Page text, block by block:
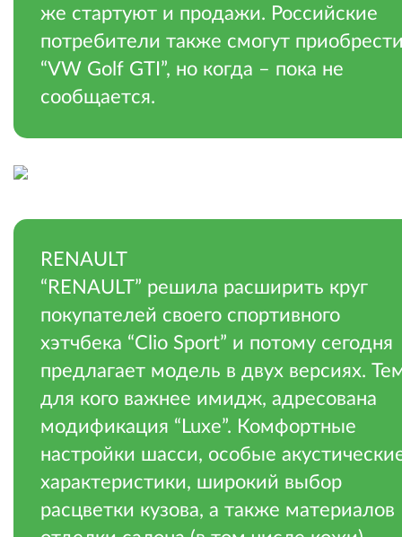
же стартуют и продажи. Российские
потребители также смогут
“VW Golf GTI”, но когда – пока не
сообщается.
RENAULT
“RENAULT” решила расширить круг
покупателей своего спортивного
хэтчбека “Clio Sport” и потому сегодня
предлагает модель в двух версиях.
для кого важнее имидж, адресована
модификация “Luxe”. Комфортные
настройки шасси, особые
характеристики, широкий выбор
расцветки кузова, а также материалов